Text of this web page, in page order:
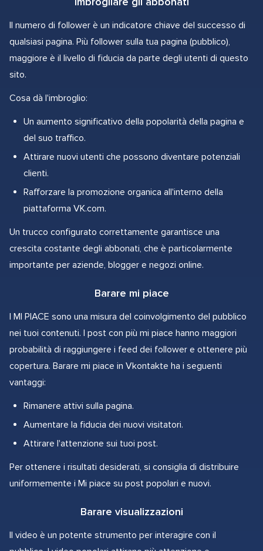
Il numero di follower è un indicatore chiave del successo di
qualsiasi pagina. Più follower sulla tua pagina (pubblico),
maggiore è il livello di fiducia da parte degli utenti di questo
sito.
Cosa dà l'imbroglio:
Un aumento significativo della popolarità della pagina e
del suo traffico.
Attirare nuovi utenti che possono diventare potenziali
clienti.
Rafforzare la promozione organica all'interno della
piattaforma VK.com.
Un trucco configurato correttamente garantisce una
crescita costante degli abbonati, che è particolarmente
importante per aziende, blogger e negozi online.
Barare mi piace
I MI PIACE sono una misura del coinvolgimento del pubblico
nei tuoi contenuti. I post con più mi piace hanno maggiori
probabilità di raggiungere i feed dei follower e ottenere più
copertura. Barare mi piace in Vkontakte ha i seguenti
vantaggi:
Rimanere attivi sulla pagina.
Aumentare la fiducia dei nuovi visitatori.
Attirare l'attenzione sui tuoi post.
Per ottenere i risultati desiderati, si consiglia di distribuire
uniformemente i Mi piace su post popolari e nuovi.
Barare visualizzazioni
Il video è un potente strumento per interagire con il